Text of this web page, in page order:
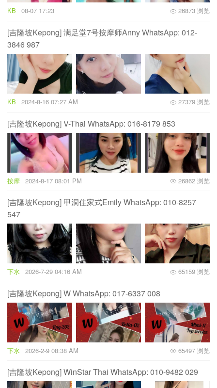
KB 08-07 17:23 26873 浏览
[吉隆坡Kepong] 满足堂7号按摩师Anny WhatsApp: 012-
3846 987
KB 2024-8-16 07:27 AM 27379 浏览
[吉隆坡Kepong] V-Thai WhatsApp: 016-8179 853
按摩 2024-8-17 08:01 PM 26862 浏览
[吉隆坡Kepong] 甲洞住家式Emily WhatsApp: 010-8257
547
下水 2026-7-29 04:16 AM 65159 浏览
[吉隆坡Kepong] W WhatsApp: 017-6337 008
下水 2026-2-9 08:38 AM 65497 浏览
[吉隆坡Kepong] WinStar Thai WhatsApp: 010-9482 029